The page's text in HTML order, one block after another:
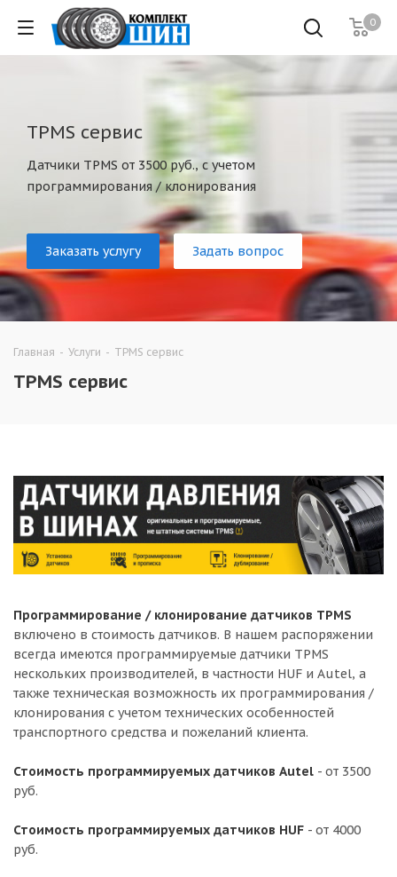
0
TPMS сервис
Датчики TPMS от 3500 руб., с учетом
программирования / клонирования
Заказать услугу Задать вопрос
Главная - Услуги - TPMS сервис
TPMS сервис
Программирование / клонирование датчиков TPMS
включено в стоимость датчиков. В нашем распоряжении
всегда имеются программируемые датчики TPMS
нескольких производителей, в частности HUF и Autel, а
также техническая возможность их программирования /
клонирования с учетом технических особенностей
транспортного средства и пожеланий клиента.
Стоимость программируемых датчиков Autel - от 3500
руб.
Стоимость программируемых датчиков HUF - от 4000
руб.